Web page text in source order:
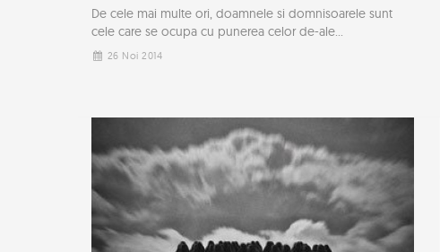
De cele mai multe ori, doamnele si domnisoarele sunt
cele care se ocupa cu punerea celor de-ale...
26 Noi 2014